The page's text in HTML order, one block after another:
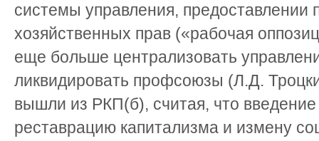
системы управления,
хозяйственных прав («рабочая
еще больше централизовать
ликвидировать профсоюзы (Л.Д.
вышли из РКП(б), считая, что введение
реставрацию капитализма и измену